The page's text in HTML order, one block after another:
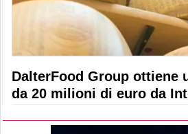
DalterFood Group ottiene
da 20 milioni di euro da